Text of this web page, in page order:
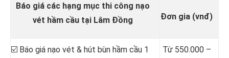
Báo giá các hạng mục thi công nạo
vét hầm cầu tại Lâm Đồng
Đơn gia (vnđ)
☑️ Báo giá nạo vét & hút bùn hầm cầu 1
Từ 550.000 –